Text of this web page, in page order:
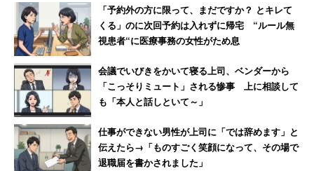
10連休が暦通り休みの人は3割程度
そんな10連休だが、「暦通り10連休になりそう」は
35％、「休めなさそう」は32％、「休めるかわからな
い」は33％となった。そもそも「社会人になってから10
連休の経験がある」と回答した人は33％。「一度もない」
（67％）が多数派だった。
「予約外の方に限って、まだですか？ とキレて
くる」のに次回予約は入れずに帰宅 “ルール無
視患者“に医療事務の女性がため息
会議でいびきをかいて寝る上司、ベンダーから
「こっそりミュート」される惨事 上に相談して
も「本人と話しといて～」
仕事ができない男性が上司に「では辞めます」と
伝えたら→「ものすごく笑顔になって、その場で
退職届を書かされました」